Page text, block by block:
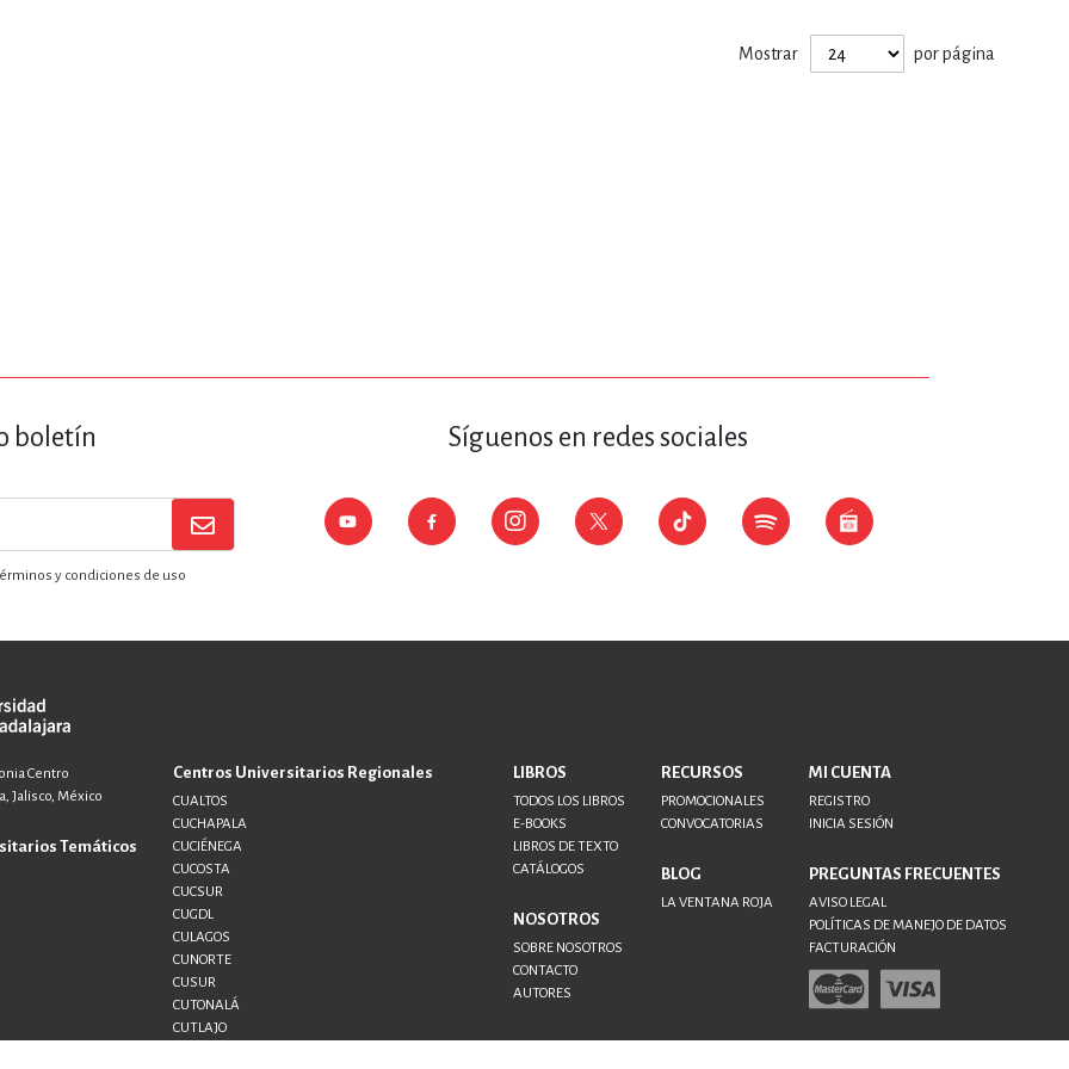
Mostrar por página
boletín
y condiciones de uso
Síguenos en redes sociales
Centro
Jalisco, México
Temáticos
Centros Universitarios Regionales
CUALTOS
CUCHAPALA
CUCIÉNEGA
CUCOSTA
CUCSUR
CUGDL
CULAGOS
CUNORTE
CUSUR
CUTONALÁ
CUTLAJO
LIBROS
TODOS LOS LIBROS
E-BOOKS
LIBROS DE TEXTO
CATÁLOGOS
NOSOTROS
SOBRE NOSOTROS
CONTACTO
AUTORES
RECURSOS
PROMOCIONALES
CONVOCATORIAS
BLOG
LA VENTANA ROJA
MI CUENTA
REGISTRO
INICIA SESIÓN
PREGUNTAS FRECUENTES
AVISO LEGAL
POLÍTICAS DE MANEJO DE DATOS
FACTURACIÓN